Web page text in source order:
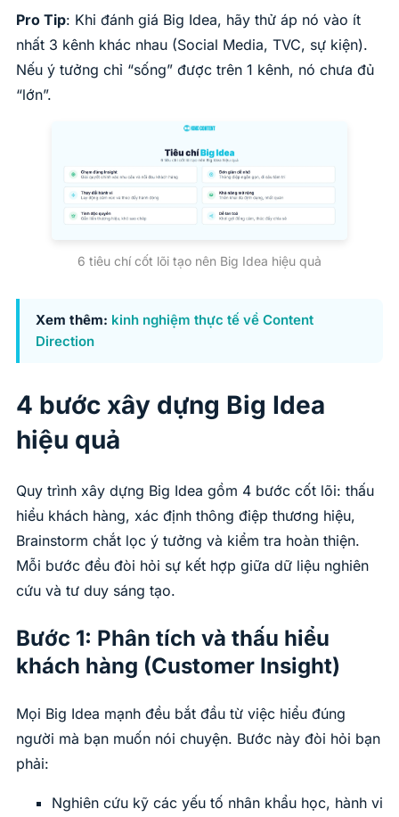
Pro Tip: Khi đánh giá Big Idea, hãy thử áp nó vào ít
nhất 3 kênh khác nhau (Social Media, TVC, sự kiện).
Nếu ý tưởng chỉ “sống” được trên 1 kênh, nó chưa đủ
“lớn”.
6 tiêu chí cốt lõi tạo nên Big Idea hiệu quả
Xem thêm: kinh nghiệm thực tế về Content
Direction
4 bước xây dựng Big Idea
hiệu quả
Quy trình xây dựng Big Idea gồm 4 bước cốt lõi: thấu
hiểu khách hàng, xác định thông điệp thương hiệu,
Brainstorm chắt lọc ý tưởng và kiểm tra hoàn thiện.
Mỗi bước đều đòi hỏi sự kết hợp giữa dữ liệu nghiên
cứu và tư duy sáng tạo.
Bước 1: Phân tích và thấu hiểu
khách hàng (Customer Insight)
Mọi Big Idea mạnh đều bắt đầu từ việc hiểu đúng
người mà bạn muốn nói chuyện. Bước này đòi hỏi bạn
phải:
Nghiên cứu kỹ các yếu tố nhân khẩu học, hành vi